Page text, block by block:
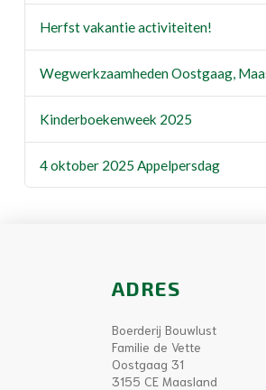
Herfst vakantie activiteiten!
Wegwerkzaamheden Oostgaag,
Kinderboekenweek 2025
4 oktober 2025 Appelpersdag
ADRES
Boerderij Bouwlust
Familie de Vette
Oostgaag 31
3155 CE Maasland